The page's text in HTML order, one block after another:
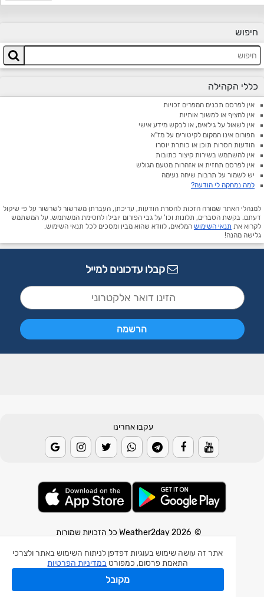
אתר זה עושה שימוש בעוגיות דפדפן לניתוח השימוש באתר ולצרכי
התאמת פרסום, כמפורט במדיניות הפרטיות
מקובל
חיפוש
כללי הקהילה
אין לפרסם תכנים המפרים זכויות
אין להציף או למשוך אותיות
אין לשאול על גילאים, או לבקש מידע אישי
הפורום אינו המקום לקיטורים על מז"א
הודעות חסרות תוכן או כותרת יוסרו
אין להשתמש בשירות קיצור כתובות
אין לפרסם תחזית או אזהרות מטעם הגולש
יש לשמור על תרבות שיחה נעימה
למה נמחקה לי הודעה?
למנהלי האתר שמורה הזכות להסרת הודעות, עריכתן, העברתן משרשור לשרשור על פי שיקול
דעתם. בקשת הסברים, תלונות וכו' על גבי הפורום יובילו לחסימת המשתמש. על המשתמש
לקרוא את תנאי השימוש המלאים, לוודא שהוא מבין ומסכים לכל תנאי השימוש.
גלישה מהנה!
קבלו עדכונים למייל
עקבו אחרינו
© 2026 Weather2day כל הזכויות שמורות
אפליקצית מזג אוויר
אפליקצית רעידת אדמה
אפליקצית מכ"ם גשם